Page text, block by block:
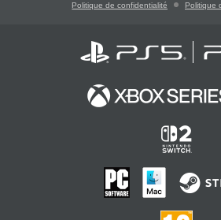
Politique de confidentialité Politique